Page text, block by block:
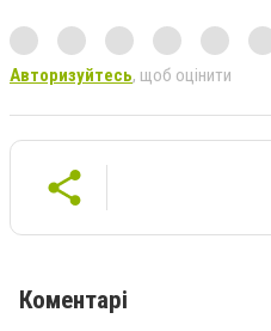
Авторизуйтесь, щоб оцінити
Коментарі